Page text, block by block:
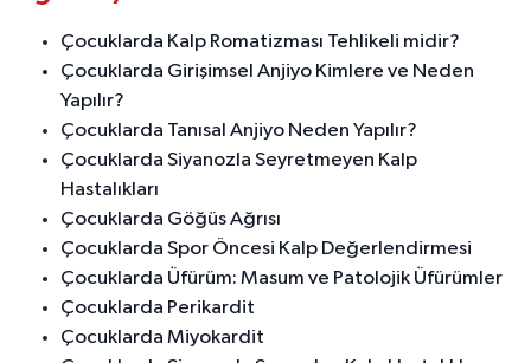
Çocuklarda Kalp Romatizması Tehlikeli midir?
Çocuklarda Girişimsel Anjiyo Kimlere ve Neden
Yapılır?
Çocuklarda Tanısal Anjiyo Neden Yapılır?
Çocuklarda Siyanozla Seyretmeyen Kalp
Hastalıkları
Çocuklarda Göğüs Ağrısı
Çocuklarda Spor Öncesi Kalp Değerlendirmesi
Çocuklarda Üfürüm: Masum ve Patolojik Üfürümler
Çocuklarda Perikardit
Çocuklarda Miyokardit